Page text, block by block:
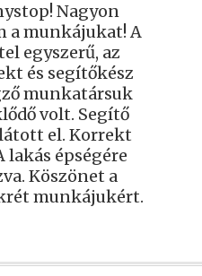
Nagyon
a munkájukat! A
egyszerű, az
és segítőkész
munkatársuk
volt. Segítő
el. Korrekt
lakás épségére
Köszönet a
munkájukért.